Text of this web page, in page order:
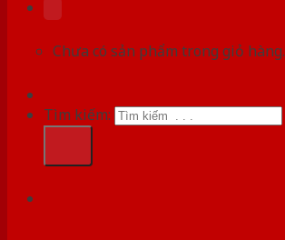
Chưa có sản phẩm trong giỏ hàng.
Tìm kiếm: